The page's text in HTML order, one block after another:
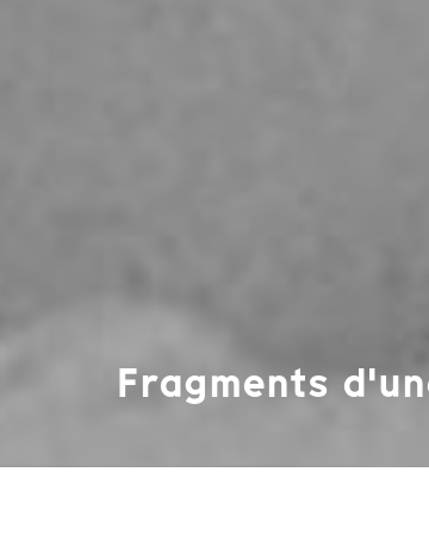
Fragments